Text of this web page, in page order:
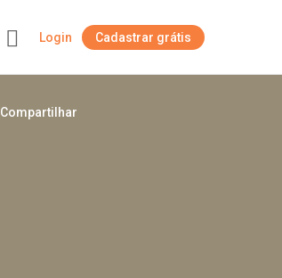
Login Cadastrar grátis
Compartilhar